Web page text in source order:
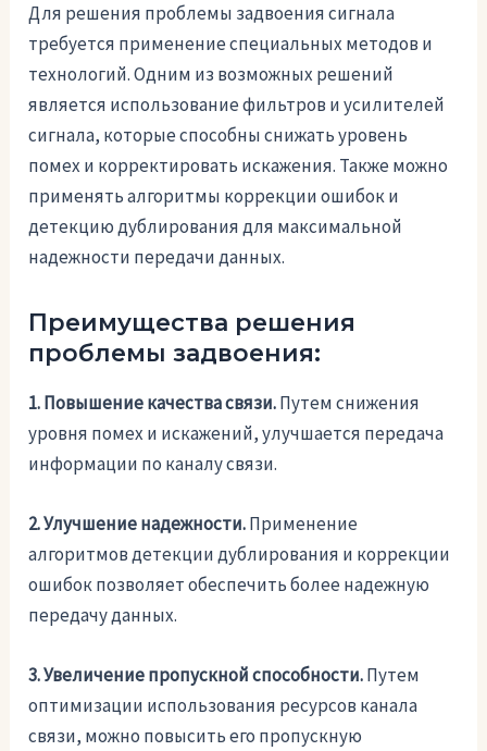
Для решения проблемы задвоения сигнала
требуется применение специальных методов и
технологий. Одним из возможных решений
является использование фильтров и усилителей
сигнала, которые способны снижать уровень
помех и корректировать искажения. Также можно
применять алгоритмы коррекции ошибок и
детекцию дублирования для максимальной
надежности передачи данных.
Преимущества решения
проблемы задвоения:
1. Повышение качества связи.Путем снижения
уровня помех и искажений, улучшается передача
информации по каналу связи.
2. Улучшение надежности.Применение
алгоритмов детекции дублирования и коррекции
ошибок позволяет обеспечить более надежную
передачу данных.
3. Увеличение пропускной способности.Путем
оптимизации использования ресурсов канала
связи, можно повысить его пропускную